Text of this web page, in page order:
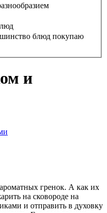
блюд покупаю
и
гренок. А как их
на сковороде на
и отправить в духовку